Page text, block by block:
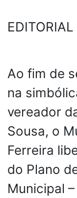
EDITORIAL
Ao fim de
na
vereador
Sousa, o
Ferreira
do Plano
Municipal –